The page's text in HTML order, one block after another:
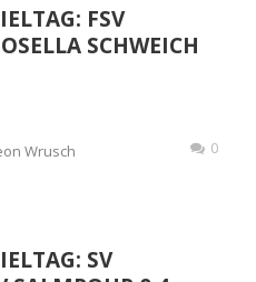
FSV
SCHWEICH
Wrusch 0
SV